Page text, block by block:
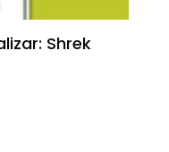
Shrek